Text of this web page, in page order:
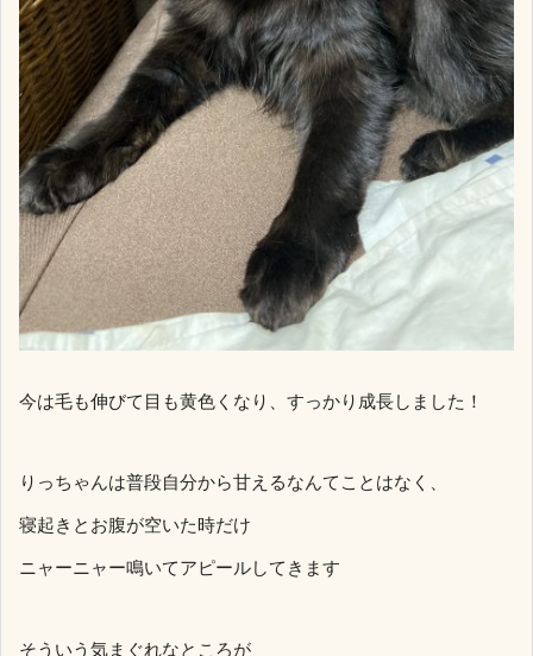
今は毛も伸びて目も黄色くなり、すっかり成長しました！
りっちゃんは普段自分から甘えるなんてことはなく、
寝起きとお腹が空いた時だけ
ニャーニャー鳴いてアピールしてきます
そういう気まぐれなところが